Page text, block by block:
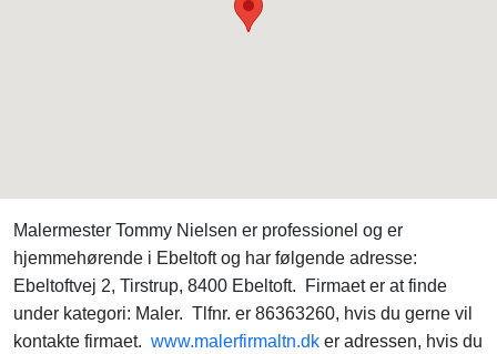
Malermester Tommy Nielsen er professionel og er
hjemmehørende i Ebeltoft og har følgende adresse:
Ebeltoftvej 2, Tirstrup, 8400 Ebeltoft. Firmaet er at finde
under kategori: Maler. Tlfnr. er 86363260, hvis du gerne vil
kontakte firmaet. www.malerfirmaltn.dk er adressen, hvis du